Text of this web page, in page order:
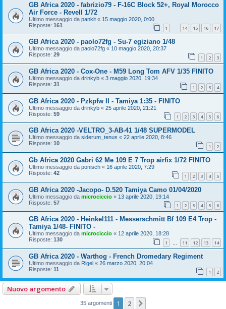
GB Africa 2020 - fabrizio79 - F-16C Block 52+, Royal Morocco
Air Force - Revell 1/72
Ultimo messaggio da pankit « 15 maggio 2020, 0:00
Risposte: 161 1 14 15 16 17
GB Africa 2020 - paolo72fg - Su-7 egiziano 1/48
Ultimo messaggio da paolo72fg « 10 maggio 2020, 20:37
Risposte: 29 1 2 3
GB Africa 2020 - Cox-One - M59 Long Tom AFV 1/35 FINITO
Ultimo messaggio da drinkyb « 3 maggio 2020, 19:34
Risposte: 31 1 2 3 4
GB Africa 2020 - Pzkpfw II - Tamiya 1:35 - FINITO
Ultimo messaggio da drinkyb « 25 aprile 2020, 21:21
Risposte: 59 1 2 3 4 5 6
GB Africa 2020 -VELTRO_3-AB-41 1/48 SUPERMODEL
Ultimo messaggio da siderum_tenus « 22 aprile 2020, 8:46
Risposte: 10 1 2
Gb Africa 2020 Gabri 62 Me 109 E 7 Trop airfix 1/72 FINITO
Ultimo messaggio da ponisch « 16 aprile 2020, 7:29
Risposte: 42 1 2 3 4 5
GB Africa 2020 -Jacopo- D.520 Tamiya Camo 01/04/2020
Ultimo messaggio da microciccio « 13 aprile 2020, 19:14
Risposte: 57 1 2 3 4 5 6
GB Africa 2020 - Heinkel111 - Messerschmitt Bf 109 E4 Trop -
Tamiya 1/48- FINITO -
Ultimo messaggio da microciccio « 12 aprile 2020, 18:28
Risposte: 130 1 … 11 12 13 14
GB Africa 2020 - Warthog - French Dromedary Regiment
Ultimo messaggio da Rigel « 26 marzo 2020, 20:04
Risposte: 11 1 2
Nuovo argomento
35 argomenti 1 2